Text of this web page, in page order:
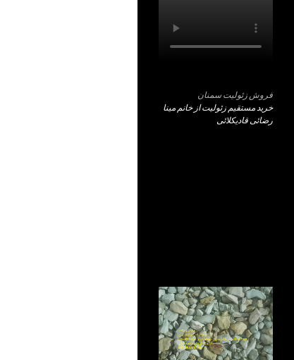
فروش زئولیت سمنان
خرید مستقیم زئولیت از خانم مینا
رضائی قادیکلائی